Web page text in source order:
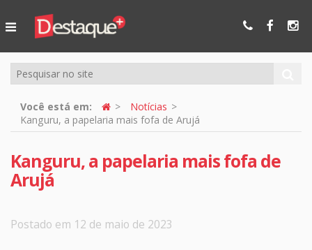
Online
Você está em:
Notícias
Kanguru, a papelaria mais fofa de Arujá
Kanguru, a papelaria mais fofa de
Arujá
Postado em 12 de maio de 2023